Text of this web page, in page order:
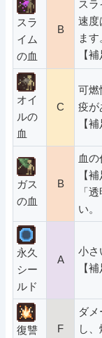
スラ
イム
の血
B
ス
速度
ます
【
オイ
ルの
血
C
可燃
疫が
【
ガス
の血
B
血の
【
「
い。
永久
シー
ルド
A
小さ
【
復讐
F
ダ
し